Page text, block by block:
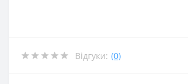
Відгуки: (0)